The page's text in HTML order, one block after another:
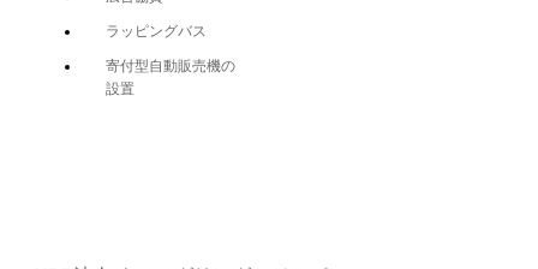
ラッピングバス
寄付型自動販売機の
設置